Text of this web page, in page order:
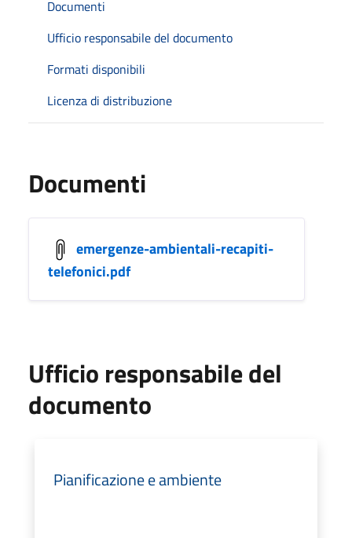
Documenti
Ufficio responsabile del documento
Formati disponibili
Licenza di distribuzione
Documenti
emergenze-ambientali-recapiti-
telefonici.pdf
Ufficio responsabile del
documento
Pianificazione e ambiente